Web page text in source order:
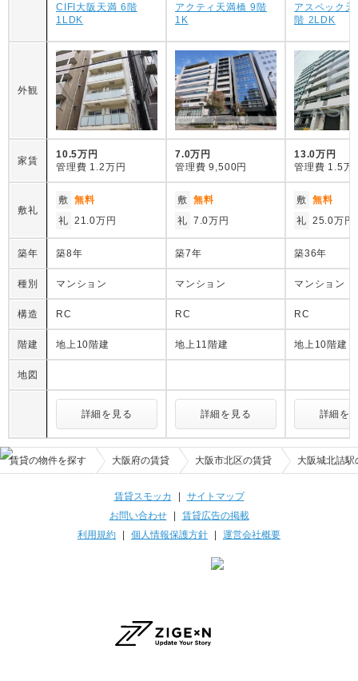
CIFI大阪天満 6階
1LDK
アクティ天満橋 9階
1K
アスペック
階 2LDK
外観
家賃
10.5万円
管理費 1.2万円
7.0万円
管理費 9,500円
13.0万円
管理費 1.5万
敷礼
敷 無料
礼 21.0万円
敷 無料
礼 7.0万円
敷 無料
礼 25.0万円
築年 築8年 築7年 築36年
種別 マンション マンション マンション
構造 RC RC RC
階建 地上10階建 地上11階建 地上10階建
地図
詳細を見る 詳細を見る 詳細を
賃貸の物件を探す 大阪府の賃貸 大阪市北区の賃貸 大阪城北詰駅
賃貸スモッカ | サイトマップ
お問い合わせ| 賃貸広告の掲載
利用規約 | 個人情報保護方針 | 運営会社概要